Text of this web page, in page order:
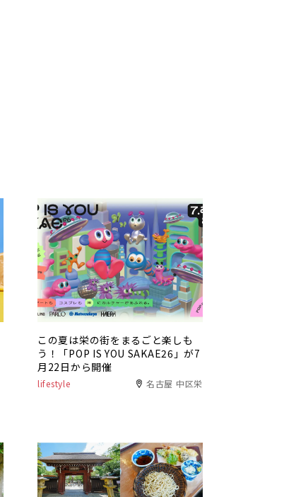
この夏は栄の街をまるごと楽しも
う！「POP IS YOU SAKAE26」が7
月22日から開催
lifestyle 名古屋 中区栄